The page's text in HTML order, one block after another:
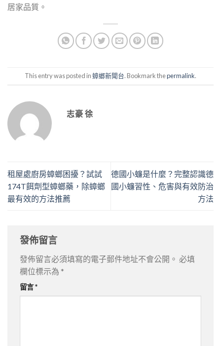
居家品質。
This entry was posted in 蟑螂新聞台. Bookmark thepermalink.
志豪 徐
租屋處廚房蟑螂困擾？試試
174T餌劑型蟑螂藥，除蟑螂
最有效的方法推薦
德國小蠊是什麼？完整認識德
國小蠊習性、危害與有效防治
方法
發佈留言
發佈留言必須填寫的電子郵件地址不會公開。 必填
欄位標示為 *
留言*